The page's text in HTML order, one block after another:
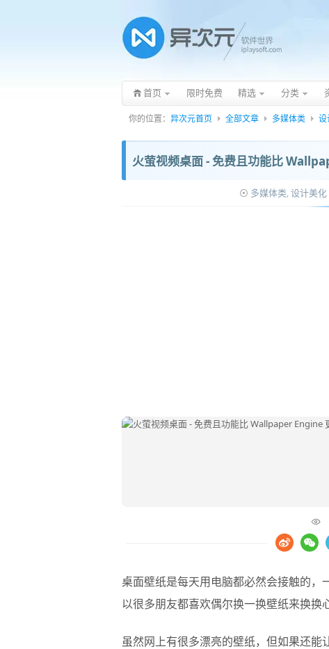
首页 限时免费 精选 分类
你的位置： 异次元首页 全部文章 多媒体类 设
火萤视频桌面 - 免费且功能比
多媒体类,设计美化
桌面壁纸是每天用电脑都必然会接触的，
以很多朋友都喜欢偶尔换一换壁纸来换换
虽然网上有很多漂亮的壁纸，但如果还能